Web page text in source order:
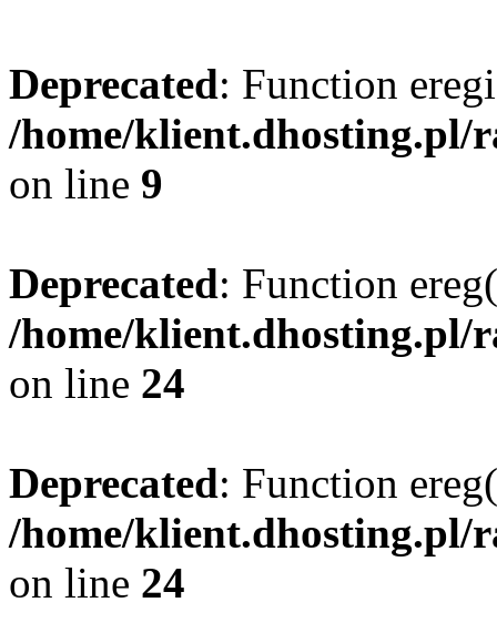
Deprecated: Function
/home/klient.dhosting.pl/
on line 9
Deprecated: Function
/home/klient.dhosting.pl/
on line 24
Deprecated: Function
/home/klient.dhosting.pl/
on line 24